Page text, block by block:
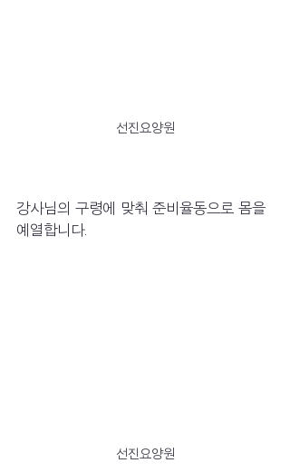
선진요양원
강사님의 구령에 맞춰 준비율동으로 몸을
예열합니다.
선진요양원